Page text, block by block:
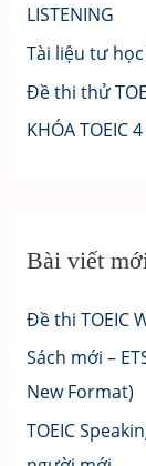
LISTENING
Tài liệu tư học
Đề thi thử
KHÓA TOEIC
Bài viết
Đề thi TOEIC
Sách mới –
New Format)
TOEIC